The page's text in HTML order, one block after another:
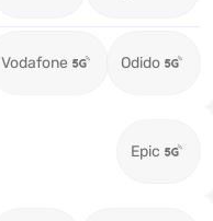
Vodafone Odido
Epic